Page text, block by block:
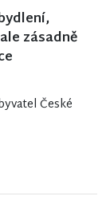
zásadně
České